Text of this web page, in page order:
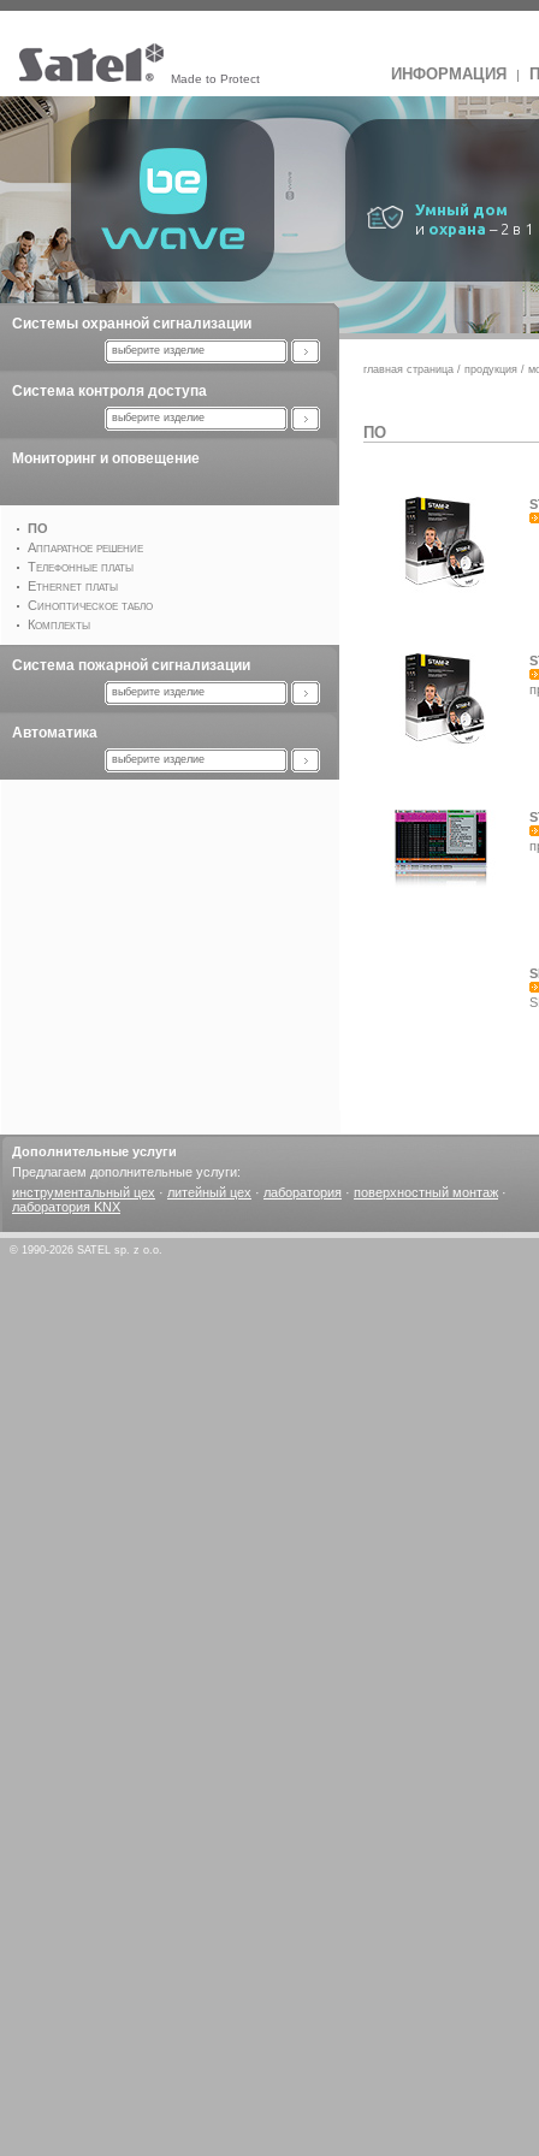
Made to Protect ИНФОРМАЦИЯ |
Умный дом
и охрана – 2 в 1
Системы охранной сигнализации
выберите изделие
Система контроля доступа
выберите изделие
Мониторинг и оповещение
ПО
Аппаратное решение
Телефонные платы
Ethernet платы
Синоптическое табло
Комплекты
Система пожарной сигнализации
выберите изделие
Автоматика
выберите изделие
главная страница / продукция /
ПО
Дополнительные услуги
Предлагаем дополнительные услуги:
инструментальный цех · литейный цех · лаборатория · поверхностный монтаж ·
лаборатория KNX
© 1990-2026 SATEL sp. z o.o.